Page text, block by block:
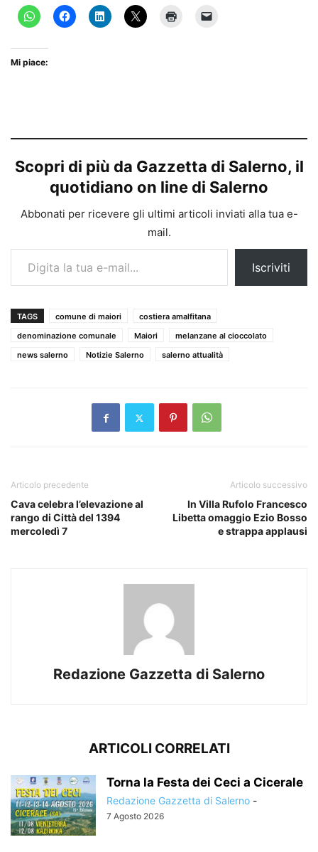
Mi piace:
Scopri di più da Gazzetta di Salerno, il
quotidiano on line di Salerno
Abbonati per ricevere gli ultimi articoli inviati alla tua e-
mail.
Digita la tua e-mail...
Iscriviti
TAGS comune di maiori
costiera amalfitana
denominazione comunale
Maiori
melanzane al cioccolato
news salerno
Notizie Salerno salerno attualità
Articolo precedente
Cava celebra l’elevazione al
rango di Città del 1394
mercoledì 7
Articolo successivo
In Villa Rufolo Francesco
Libetta omaggio Ezio Bosso
e strappa applausi
Redazione Gazzetta di Salerno
ARTICOLI CORRELATI
Torna la Festa dei Ceci a Cicerale
Redazione Gazzetta di Salerno -
7 Agosto 2026